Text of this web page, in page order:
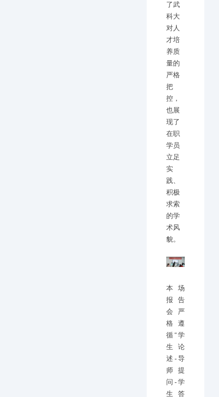
了武
科大
对人
才培
养质
量的
严格
把
控，
也展
现了
在职
学员
立足
实
践、
积极
求索
的学
术风
貌。
本场
报告
会严
格遵
循“学
生论
述-导
师提
问-学
生答